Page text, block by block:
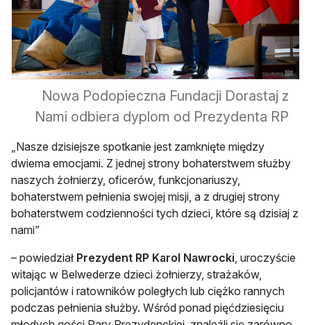
Nowa Podopieczna Fundacji Dorastaj z
Nami odbiera dyplom od Prezydenta RP
„Nasze dzisiejsze spotkanie jest zamknięte między
dwiema emocjami. Z jednej strony bohaterstwem służby
naszych żołnierzy, oficerów, funkcjonariuszy,
bohaterstwem pełnienia swojej misji, a z drugiej strony
bohaterstwem codzienności tych dzieci, które są dzisiaj z
nami”
– powiedział Prezydent RP Karol Nawrocki, uroczyście
witając w Belwederze dzieci żołnierzy, strażaków,
policjantów i ratowników poległych lub ciężko rannych
podczas pełnienia służby. Wśród ponad pięćdziesięciu